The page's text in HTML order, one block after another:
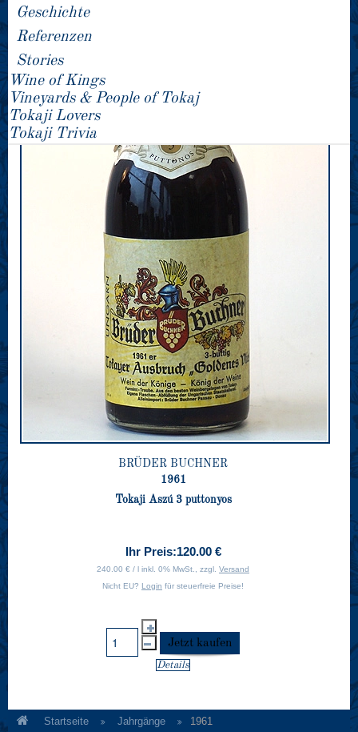
Geschichte
Referenzen
Stories
Wine of Kings
Vineyards & People of Tokaj
Tokaji Lovers
Tokaji Trivia
BRÜDER BUCHNER
1961
Tokaji Aszú 3 puttonyos
Ihr Preis:120.00 €
240.00 € / l inkl. 0% MwSt., zzgl. Versand
Nicht EU? Login für steuerfreie Preise!
Details
Startseite Jahrgänge 1961